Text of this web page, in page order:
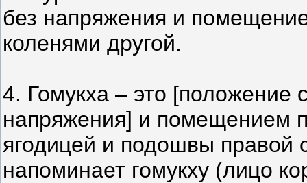
без напряжения и
коленями другой.
4. Гомукха – это [положение
напряжения] и помещением
ягодицей и подошвы правой
напоминает гомукху (лицо